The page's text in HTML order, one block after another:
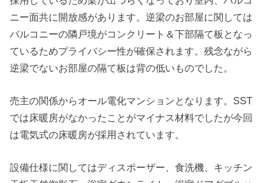
ニー面共に開放感があります。逆梁のお部屋に関しては
バルコニーの隣戸境がコンクリート＆下部隔て板となっ
ているためプライバシー性が確保されます。残念ながら
逆梁でないお部屋の隔て板は背の低いものでした。
売主の関係からオール電化マンションとなります。SST
では床暖房がなかったことがマイナス材料でしたが今回
は電気式の床暖房が採用されています。
設備仕様に関してはディスポーザー、食洗機、キッチン